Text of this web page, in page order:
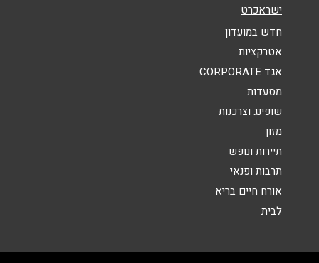
אנא חזרו אלי בקשר ל...
הודעה
ישראכרט
חדש במועדון
אטרקציות
אגד CORPORATE
מסעדות
שופינג וצרכנות
מזון
תיירות ונופש
תרבות ופנאי
אורח חיים בריא
לבית